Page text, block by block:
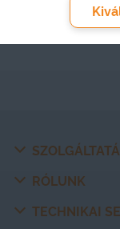
RÓLUNK
TECHNIKAI